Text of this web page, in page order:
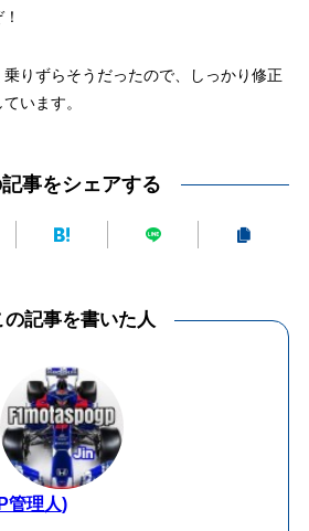
りずらそうだったので、しっかり修正
います。
事をシェアする
の記事を書いた人
管理人)